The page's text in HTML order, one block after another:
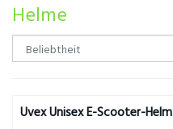
Helme
Uvex Unisex E-Scooter-Helm